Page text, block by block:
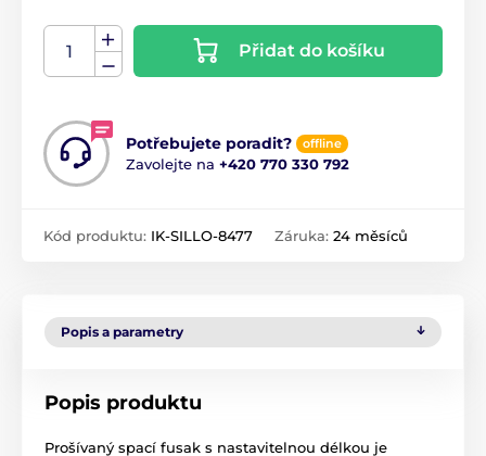
Přidat do košíku
Potřebujete poradit? offline
Zavolejte na +420 770 330 792
Kód produktu: IK-SILLO-8477 Záruka: 24 měsíců
Popis a parametry
Popis produktu
Prošívaný spací fusak s nastavitelnou délkou je